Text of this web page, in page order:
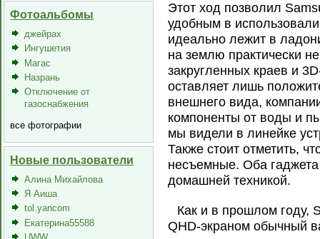
Фотоальбомы
джейрах
Ингушетия
Магас
Назрань
Отключение от
газоснабжения
все фотографии
Новые пользователи
Алина Михайлова
Я Аиша
tol.yancom
Екатерина55588
Этот ход позволил
удобным в
идеально лежит в
на землю практически
закругленных краев и
оставляет лишь
внешнего вида,
компоненты от воды и
мы видели в линейке
Также стоит отметить,
несъемные. Оба
домашней техникой.
Как и в прошлом году,
QHD-экраном обычный